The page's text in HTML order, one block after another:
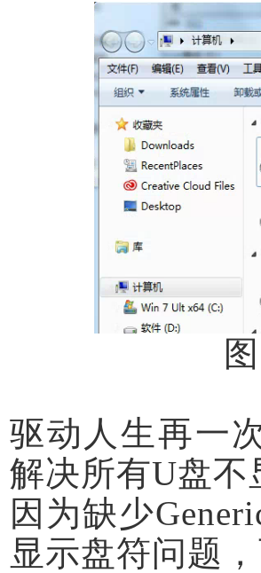
驱动人生再一
解决所有U盘
因为缺少
显示盘符问题